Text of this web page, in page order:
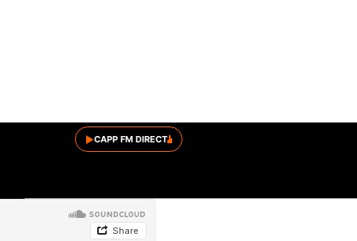
▶CAPP FM DIRECT